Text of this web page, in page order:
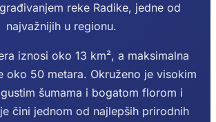
reke Radike, jedne od
najvažnijih u regionu.
iznosi oko 13 km², a maksimalna
oko 50 metara. Okruženo je visokim
šumama i bogatom florom i
čini jednom od najlepših prirodnih